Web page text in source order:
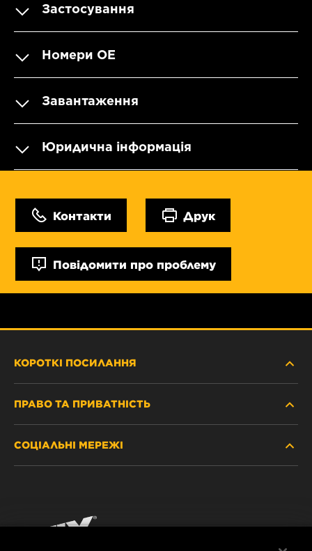
Застосування
Номери OE
Завантаження
Юридична інформація
Контакти Друк
Повідомити про проблему
КОРОТКІ ПОСИЛАННЯ
ПРАВО ТА ПРИВАТНІСТЬ
ЗАХИСТ ПЕРСОНАЛЬНИХ ДАНИХ
РЕКВІЗИТИ
СОЦІАЛЬНІ МЕРЕЖІ